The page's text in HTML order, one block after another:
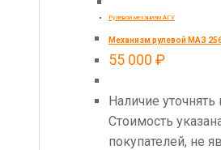
Рулевой механизм АГУ
Механизм рулевой МАЗ
55 000 ₽
Наличие
Стоимость
покупателей, не